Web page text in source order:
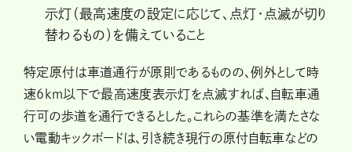
示灯（最高速度の設定に応じて、点灯・点滅が切り
替わるもの）を備えていること
特定原付は車道通行が原則であるものの、例外として時
速6km以下で最高速度表示灯を点滅すれば、自転車通
行可の歩道を通行できるとした。これらの基準を満たさな
い電動キックボードは、引き続き現行の原付自転車などの